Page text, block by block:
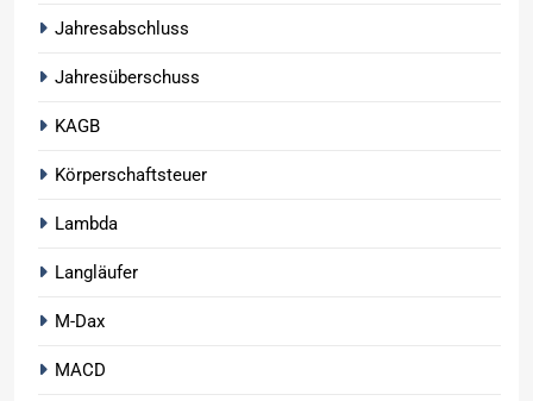
Jahresabschluss
Jahresüberschuss
KAGB
Körperschaftsteuer
Lambda
Langläufer
M-Dax
MACD